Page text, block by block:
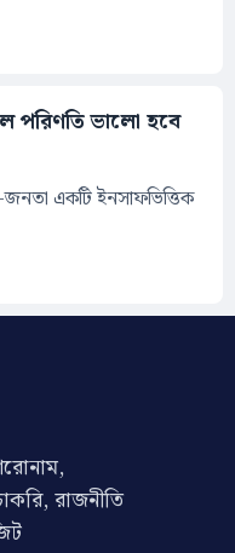
পরিণতি ভালো হবে
একটি ইনসাফভিত্তিক
রাজনীতি